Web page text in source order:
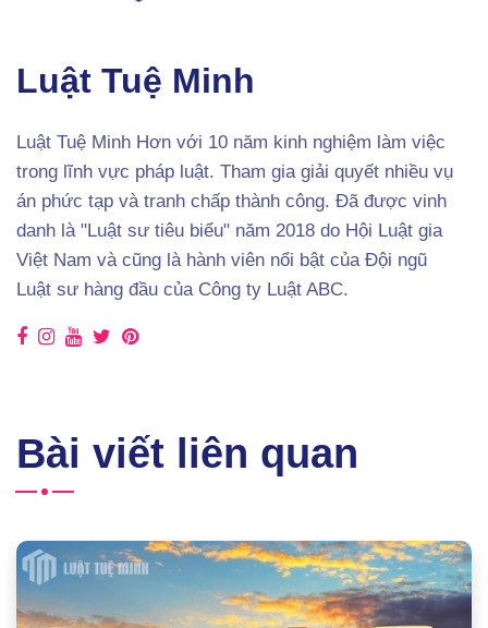
Luật Tuệ Minh
Luật Tuệ Minh Hơn với 10 năm kinh nghiệm làm việc
trong lĩnh vực pháp luật. Tham gia giải quyết nhiều vụ
án phức tạp và tranh chấp thành công. Đã được vinh
danh là "Luật sư tiêu biểu" năm 2018 do Hội Luật gia
Việt Nam và cũng là hành viên nổi bật của Đội ngũ
Luật sư hàng đầu của Công ty Luật ABC.
Bài viết liên quan